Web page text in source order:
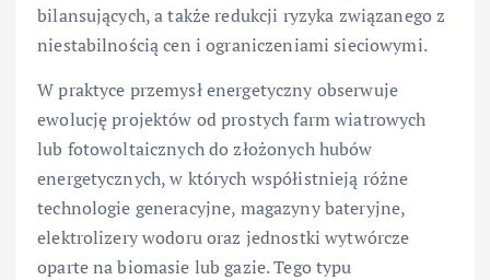
bilansujących, a także redukcji ryzyka związanego z
niestabilnością cen i ograniczeniami sieciowymi.
W praktyce przemysł energetyczny obserwuje
ewolucję projektów od prostych farm wiatrowych
lub fotowoltaicznych do złożonych hubów
energetycznych, w których współistnieją różne
technologie generacyjne, magazyny bateryjne,
elektrolizery wodoru oraz jednostki wytwórcze
oparte na biomasie lub gazie. Tego typu